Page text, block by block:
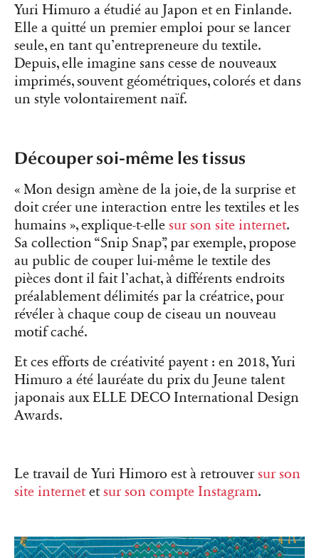
Yuri Himuro a étudié au Japon et en Finlande.
Elle a quitté un premier emploi pour se lancer
seule, en tant qu’entrepreneure du textile.
Depuis, elle imagine sans cesse de nouveaux
imprimés, souvent géométriques, colorés et dans
un style volontairement naïf.
Découper soi-même les tissus
« Mon design amène de la joie, de la surprise et
doit créer une interaction entre les textiles et les
humains », explique-t-elle sur son site internet.
Sa collection “Snip Snap”, par exemple, propose
au public de couper lui-même le textile des
pièces dont il fait l’achat, à différents endroits
préalablement délimités par la créatrice, pour
révéler à chaque coup de ciseau un nouveau
motif caché.
Et ces efforts de créativité payent : en 2018, Yuri
Himuro a été lauréate du prix du Jeune talent
japonais aux ELLE DECO International Design
Awards.
Le travail de Yuri Himoro est à retrouversur son
site internetetsur son compte Instagram.